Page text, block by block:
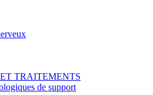
TRAITEMENTS
de support